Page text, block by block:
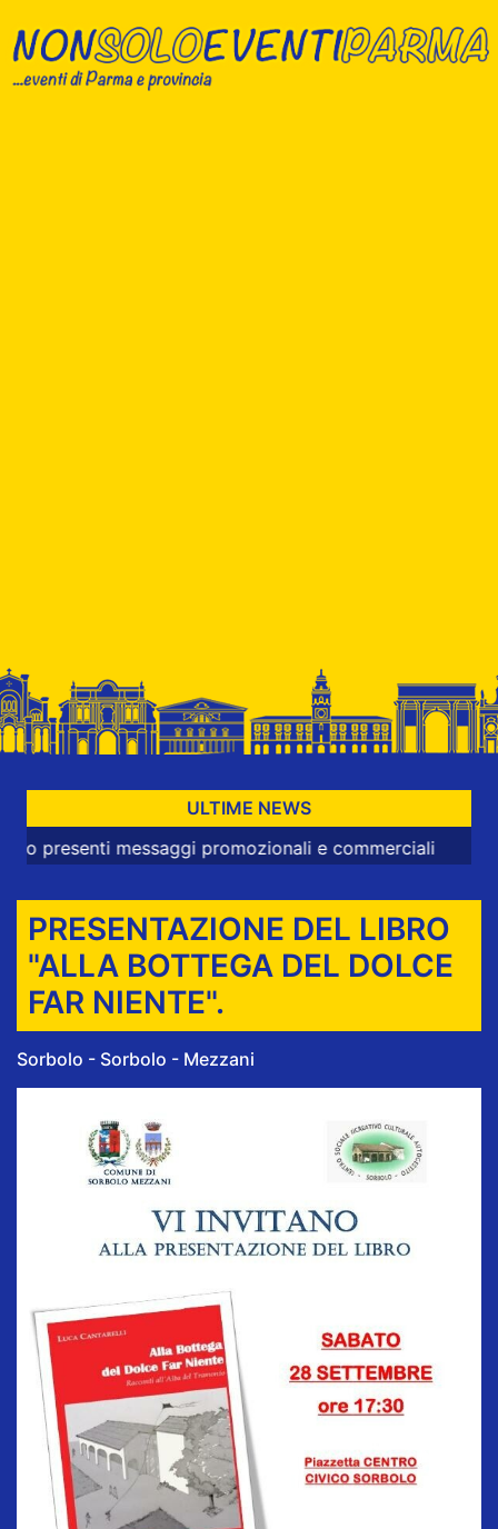
ULTIME NEWS
messaggi promozionali e commerciali
PRESENTAZIONE DEL LIBRO
"ALLA BOTTEGA DEL DOLCE
FAR NIENTE".
Sorbolo - Sorbolo - Mezzani